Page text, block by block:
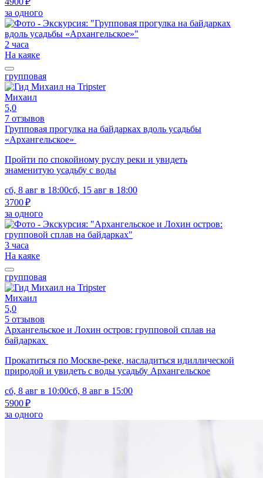
за одного
2 часа
На каяке
групповая
Михаил
5,0
7 отзывов
Групповая прогулка на байдарках вдоль усадьбы
«Архангельское»
Пройти по спокойному руслу реки и увидеть
знаменитую усадьбу с воды
сб, 8 авг в 18:00сб, 15 авг в 18:00
3700 ₽
за одного
3 часа
На каяке
групповая
Михаил
5,0
5 отзывов
Архангельское и Лохин остров: групповой сплав на
байдарках
Прокатиться по Москве-реке, насладиться идиллической
природой и увидеть с воды усадьбу Архангельское
сб, 8 авг в 10:00сб, 8 авг в 15:00
5900 ₽
за одного